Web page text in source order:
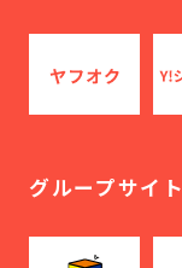
グループサイト